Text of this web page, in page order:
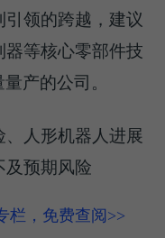
领的跨越，建议
器等核心零部件技
产的公司。
人形机器人进展
及预期风险
栏，免费查阅>>